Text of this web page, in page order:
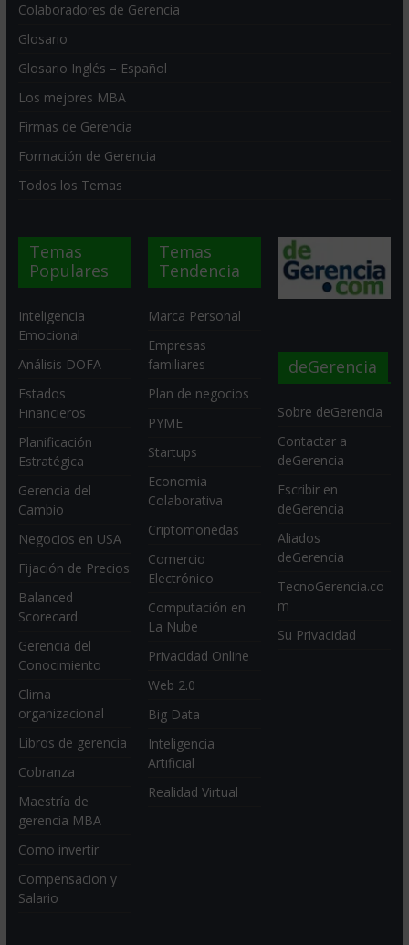
Colaboradores de Gerencia
Glosario
Glosario Inglés – Español
Los mejores MBA
Firmas de Gerencia
Formación de Gerencia
Todos los Temas
Temas
Populares
Inteligencia
Emocional
Análisis DOFA
Estados
Financieros
Planificación
Estratégica
Gerencia del
Cambio
Negocios en USA
Fijación de Precios
Balanced
Scorecard
Gerencia del
Conocimiento
Clima
organizacional
Libros de gerencia
Cobranza
Maestría de
gerencia MBA
Como invertir
Compensacion y
Salario
Temas
Tendencia
Marca Personal
Empresas
familiares
Plan de negocios
PYME
Startups
Economia
Colaborativa
Criptomonedas
Comercio
Electrónico
Computación en
La Nube
Privacidad Online
Web 2.0
Big Data
Inteligencia
Artificial
Realidad Virtual
deGerencia
Sobre deGerencia
Contactar a
deGerencia
Escribir en
deGerencia
Aliados
deGerencia
TecnoGerencia.co
m
Su Privacidad